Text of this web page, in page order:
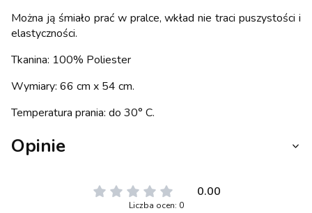
Można ją śmiało prać w pralce, wkład nie traci puszystości i
elastyczności.
Tkanina: 100% Poliester
Wymiary: 66 cm x 54 cm.
Temperatura prania: do 30° C.
Opinie
0.00
Liczba ocen: 0